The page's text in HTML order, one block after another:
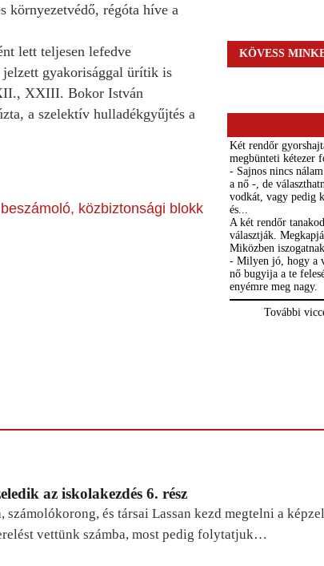
környezetvédő, régóta híve a
lett teljesen lefedve
jelzett gyakorisággal ürítik is
XXIII. Bokor István
a szelektív hulladékgyűjtés a
közbiztonsági blokk
KÖVESS
az iskolakezdés 6. rész
számolókorong, és társai Lassan kezd megtelni a
vettünk számba, most pedig folytatjuk…